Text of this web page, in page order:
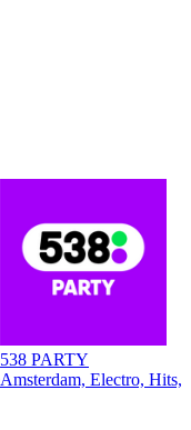
538 PARTY
Amsterdam, Electro, Hits,